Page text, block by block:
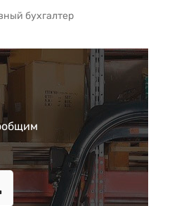
бухгалтер